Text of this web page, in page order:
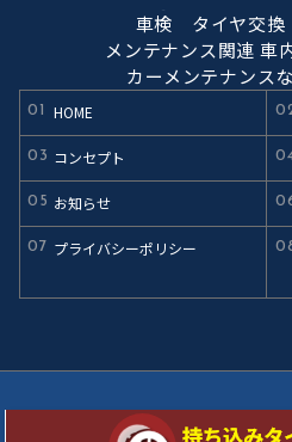
車検 タイヤ交
メンテナンス関連 車
カーメンテナンス
01 HOME
03 コンセプト
05 お知らせ
07 プライバシーポリシー
@ AUTO IN All